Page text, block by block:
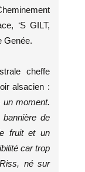
‘S GILT,
Genée.
cheffe
alsacien :
un moment.
de
fruit et un
car trop
né sur